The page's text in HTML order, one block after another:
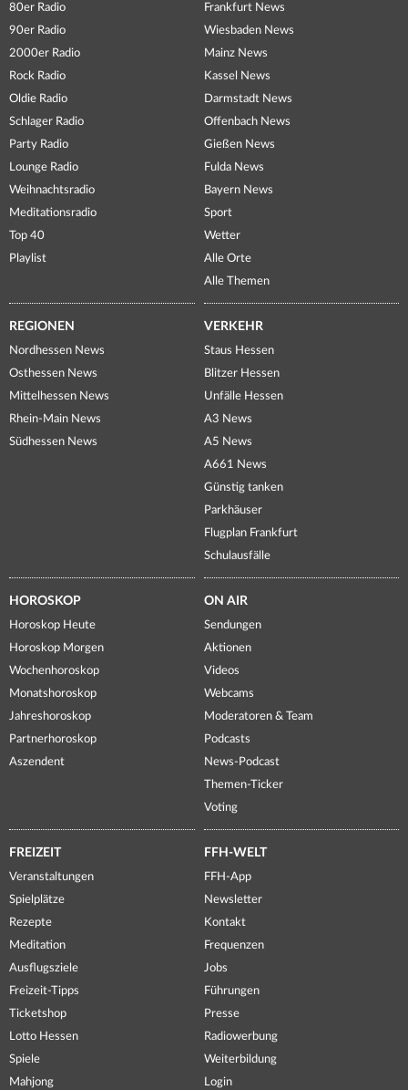
80er Radio
90er Radio
2000er Radio
Rock Radio
Oldie Radio
Schlager Radio
Party Radio
Lounge Radio
Weihnachtsradio
Meditationsradio
Top 40
Playlist
Frankfurt News
Wiesbaden News
Mainz News
Kassel News
Darmstadt News
Offenbach News
Gießen News
Fulda News
Bayern News
Sport
Wetter
Alle Orte
Alle Themen
REGIONEN
Nordhessen News
Osthessen News
Mittelhessen News
Rhein-Main News
Südhessen News
VERKEHR
Staus Hessen
Blitzer Hessen
Unfälle Hessen
A3 News
A5 News
A661 News
Günstig tanken
Parkhäuser
Flugplan Frankfurt
Schulausfälle
HOROSKOP
Horoskop Heute
Horoskop Morgen
Wochenhoroskop
Monatshoroskop
Jahreshoroskop
Partnerhoroskop
Aszendent
ON AIR
Sendungen
Aktionen
Videos
Webcams
Moderatoren & Team
Podcasts
News-Podcast
Themen-Ticker
Voting
FREIZEIT
Veranstaltungen
Spielplätze
Rezepte
Meditation
Ausflugsziele
Freizeit-Tipps
Ticketshop
Lotto Hessen
Spiele
Mahjong
FFH-WELT
FFH-App
Newsletter
Kontakt
Frequenzen
Jobs
Führungen
Presse
Radiowerbung
Weiterbildung
Login